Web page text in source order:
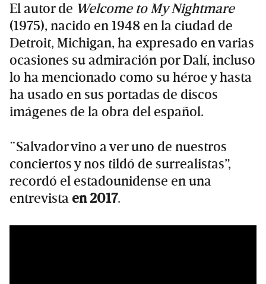
El autor de Welcome to My Nightmare
(1975), nacido en 1948 en la ciudad de
Detroit, Michigan, ha expresado en varias
ocasiones su admiración por Dalí, incluso
lo ha mencionado como su héroe y hasta
ha usado en sus portadas de discos
imágenes de la obra del español.
¨Salvador vino a ver uno de nuestros
conciertos y nos tildó de surrealistas”,
recordó el estadounidense en una
entrevista en 2017.